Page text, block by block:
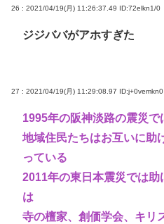
26 : 2021/04/19(月) 11:26:37.49 ID:72elkn1/0
ジジババがアホすぎた
27 : 2021/04/19(月) 11:29:08.97 ID:j+0vemkn0
1995年の阪神淡路の震災で
地域住民たちはお互いに助
っている
2011年の東日本震災では
は
寺の檀家、創価学会、キリ